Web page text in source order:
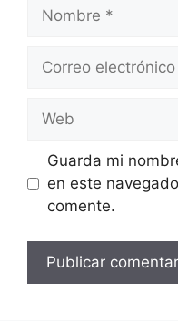
Nombre
Correo
Web
Guarda mi
en este
comente.